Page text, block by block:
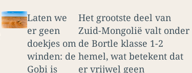
Laten we
er geen
doekjes om
winden: de
Gobi is
Het grootste deel van
Zuid-Mongolië valt onder
de Bortle klasse 1-2
hemel, wat betekent dat
er vrijwel geen